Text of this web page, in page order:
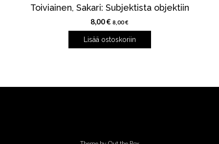
Toiviainen, Sakari: Subjektista objektiin
8,00€ 8,00€
Lisää ostoskoriin